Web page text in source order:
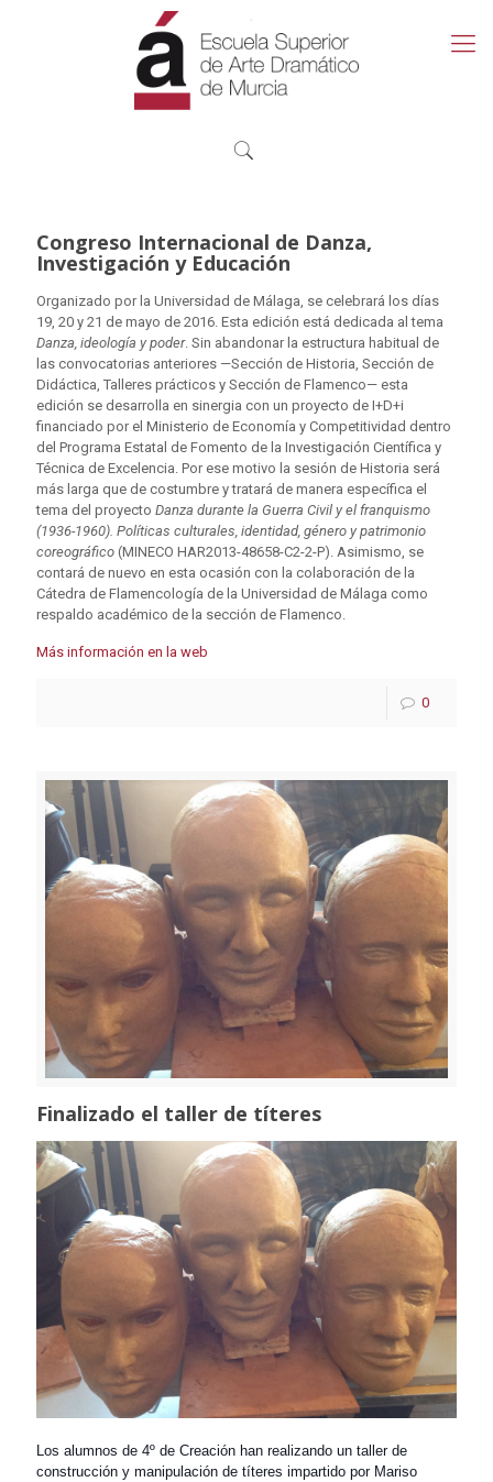
Congreso Internacional de Danza,
Investigación y Educación
Organizado por la Universidad de Málaga, se celebrará los días
19, 20 y 21 de mayo de 2016. Esta edición está dedicada al tema
Danza, ideología y poder. Sin abandonar la estructura habitual de
las convocatorias anteriores —Sección de Historia, Sección de
Didáctica, Talleres prácticos y Sección de Flamenco— esta
edición se desarrolla en sinergia con un proyecto de I+D+i
financiado por el Ministerio de Economía y Competitividad dentro
del Programa Estatal de Fomento de la Investigación Científica y
Técnica de Excelencia. Por ese motivo la sesión de Historia será
más larga que de costumbre y tratará de manera específica el
tema del proyecto Danza durante la Guerra Civil y el franquismo
(1936-1960). Políticas culturales, identidad, género y patrimonio
coreográfico (MINECO HAR2013-48658-C2-2-P). Asimismo, se
contará de nuevo en esta ocasión con la colaboración de la
Cátedra de Flamencología de la Universidad de Málaga como
respaldo académico de la sección de Flamenco.
Más información en la web
0
Finalizado el taller de títeres
Los alumnos de 4º de Creación han realizando un taller de
construcción y manipulación de títeres impartido por Mariso